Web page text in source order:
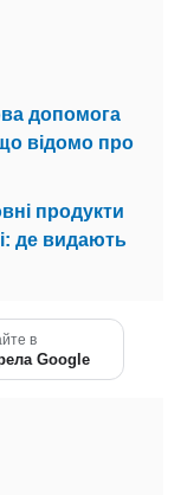
допомога
відомо про
продукти
де видають
в
Google